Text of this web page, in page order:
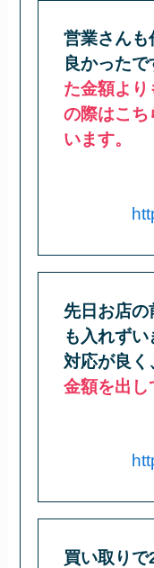
営業さんも
良かったで
た金額より
の際はこち
います。
先日お店
も入れずい
対応が良く
金額を出し
買い取り